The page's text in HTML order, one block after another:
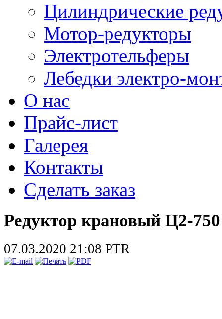
Цилиндрические
Мотор-редукторы
Электротельферы
Лебедки электро-
О нас
Прайс-лист
Галерея
Контакты
Сделать заказ
Редуктор крановый Ц2-750
07.03.2020 21:08 PTR